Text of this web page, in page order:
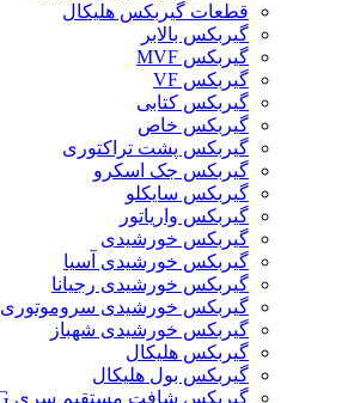
قطعات گیربکس هلیکال
گيربکس بالابر
گیربکس MVF
گیربکس VF
گیربکس کتابی
گیربکس خاص
گیربکس پشت تراکتوری
گیربکس جک اسکرو
گیربکس سایکلو
گیربکس واریاتور
گیربکس خورشیدی
گیربکس خورشیدی آسیا
گیربکس خورشیدی رجیانا
گیربکس خورشیدی سروموتوری
گیربکس خورشیدی شهباز
گیربکس هلیکال
گیربکس بول هلیکال
گیربکس شافت مستقیم سری G